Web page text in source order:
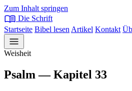
Zum Inhalt springen
menu_book Die Schrift
Startseite Bibel lesen Artikel Kontakt
menu
Weisheit
Psalm — Kapitel 33